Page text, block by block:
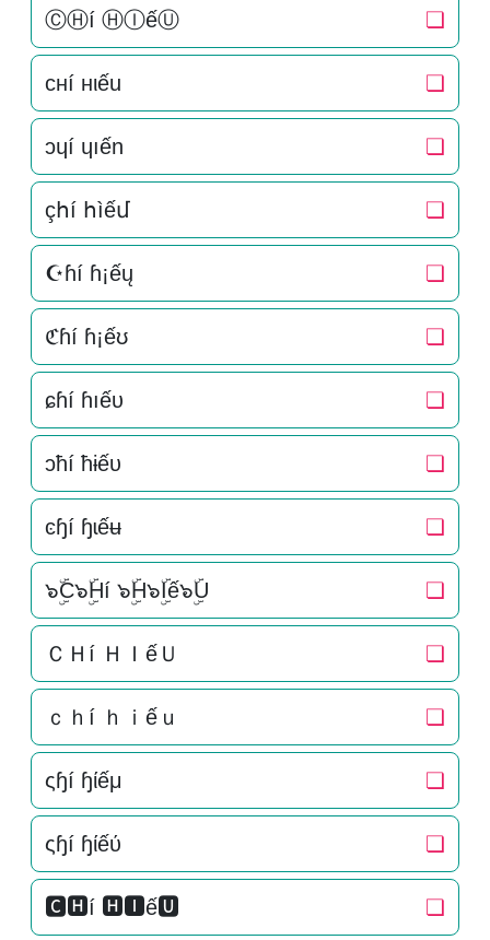
ⒸⒽí ⒽⒾếⓊ ❏
cнí нιếu ❏
ɔɥí ɥıến ❏
çհí հìếմ ❏
☪ɦí ɦ¡ếų ❏
ℭɦí ɦ¡ếʊ ❏
ɕɦí ɦıếυ ❏
ɔħí ħɨếυ ❏
ͼɧí ɧɩếʉ ❏
๖ۣۜC๖ۣۜHí ๖ۣۜH๖ۣۜIế๖ۣۜU ❏
ＣＨí ＨＩếＵ ❏
ｃｈí ｈｉếｕ ❏
ςɧí ɧίếμ ❏
ςɧí ɧίếύ ❏
🅲🅷í 🅷🅸ế🆄 ❏